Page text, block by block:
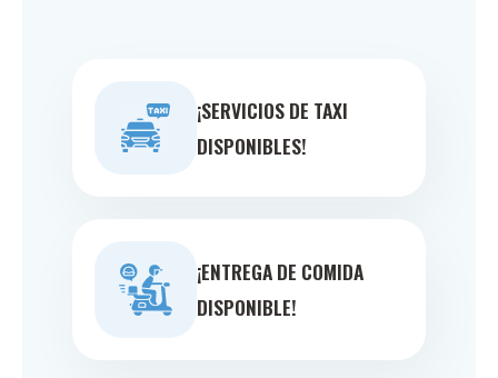
¡SERVICIOS DE TAXI
DISPONIBLES!
¡ENTREGA DE COMIDA
DISPONIBLE!